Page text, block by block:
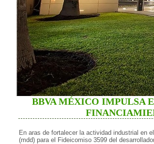
BBVA MÉXICO IMPULSA
En aras de fortalecer la actividad industrial en
(mdd) para el Fideicomiso 3599 del